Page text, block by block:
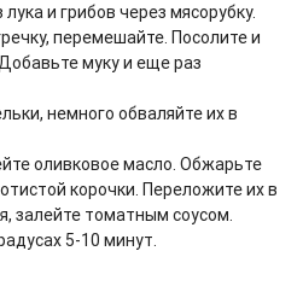
и грибов через мясорубку.
перемешайте. Посолите и
муку и еще раз
немного обваляйте их в
оливковое масло. Обжарьте
корочки. Переложите их в
залейте томатным соусом.
5-10 минут.